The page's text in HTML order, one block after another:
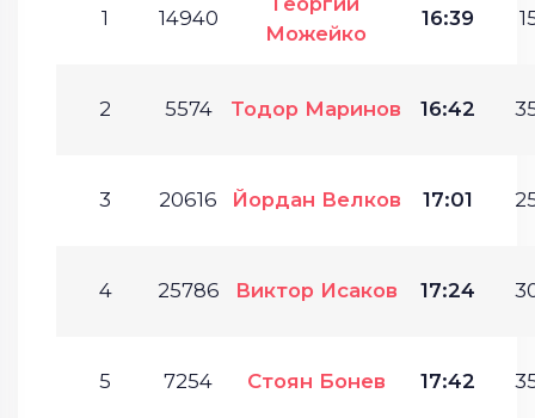
1 14940
Можейко
16:39
2 5574 Тодор Маринов 16:42
3 20616 Йордан Велков 17:01
4 25786 Виктор Исаков 17:24
5 7254 Стоян Бонев 17:42